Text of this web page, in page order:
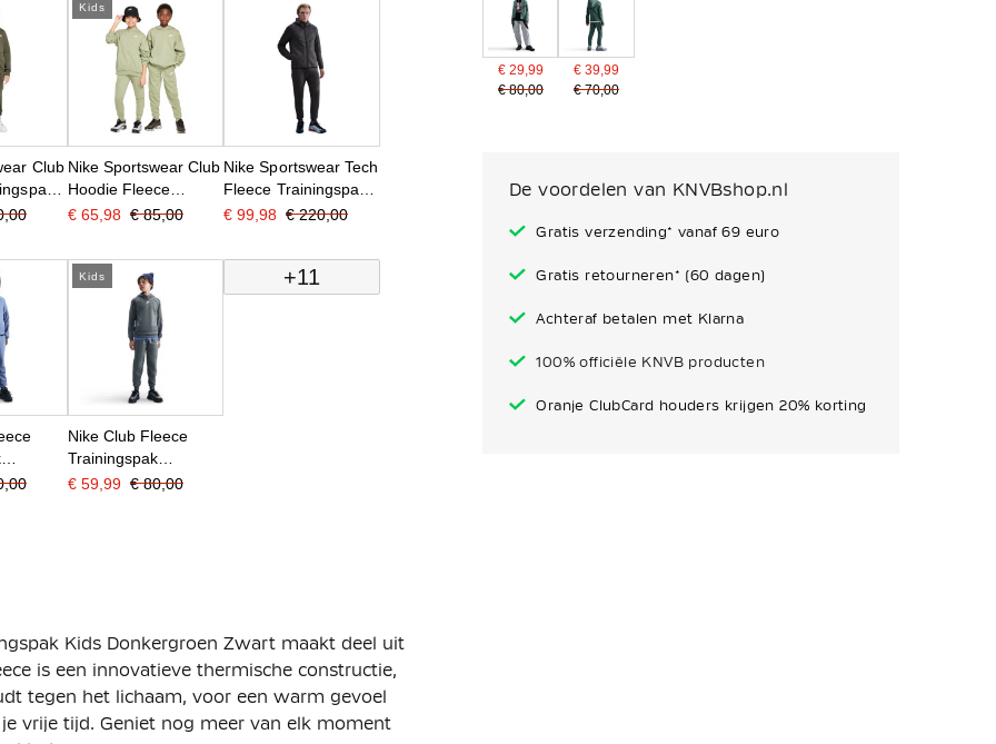
€ 29,99
€ 80,00
€ 39,99
€ 70,00
De voordelen van KNVBshop.nl
Gratis verzending* vanaf 69 euro
Gratis retourneren* (60 dagen)
Achteraf betalen met Klarna
100% officiële KNVB producten
Oranje ClubCard houders krijgen 20% korting
Club
Kids
Kids
Nike Sportswear Club
Hoodie Fleece
Trainingspak Kids
€ 65,98 € 85,00
Nike Sportswear Tech
Fleece Trainingspak
Donkergrijs Zwart
€ 99,98 € 220,00
Kids
Nike Club Fleece
Trainingspak
Sportswear Hooded
€ 59,99 € 80,00
+11
Kids Donkergroen Zwart maakt deel uit
is een innovatieve thermische constructie,
tegen het lichaam, voor een warm gevoel
vrije tijd. Geniet nog meer van elk moment